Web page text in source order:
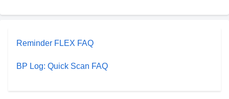
Reminder FLEX FAQ
BP Log: Quick Scan FAQ